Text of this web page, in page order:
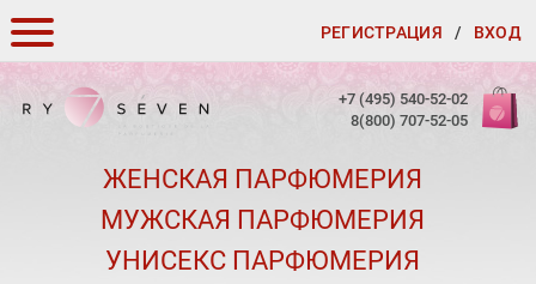
РЕГИСТРАЦИЯ / ВХОД
КАК ЗАКАЗАТЬ
СКИДКИ
КОНТАКТЫ
О КАЧЕСТВЕ
+7 (495) 540-52-02
8(800) 707-52-05
ЖЕНСКАЯ ПАРФЮМЕРИЯ
МУЖСКАЯ ПАРФЮМЕРИЯ
УНИСЕКС ПАРФЮМЕРИЯ